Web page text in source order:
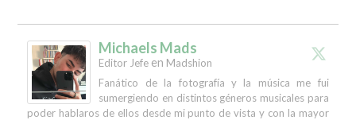
Michaels Mads
Editor Jefe en Madshion
Fanático de la fotografía y la música me fui
sumergiendo en distintos géneros musicales para
poder hablaros de ellos desde mi punto de vista y con la mayor